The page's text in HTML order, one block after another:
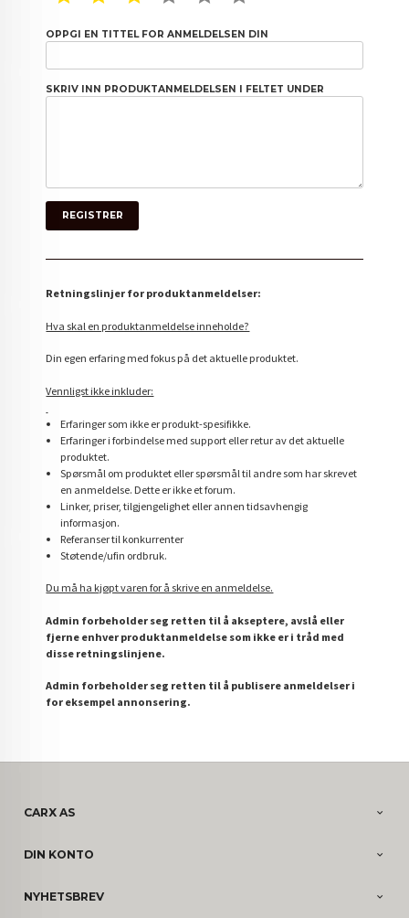
OPPGI EN TITTEL FOR ANMELDELSEN DIN
SKRIV INN PRODUKTANMELDELSEN I FELTET UNDER
Retningslinjer for produktanmeldelser:
Hva skal en produktanmeldelse inneholde?
Din egen erfaring med fokus på det aktuelle produktet.
Vennligst ikke inkluder:
Erfaringer som ikke er produkt-spesifikke.
Erfaringer i forbindelse med support eller retur av det aktuelle
produktet.
Spørsmål om produktet eller spørsmål til andre som har skrevet
en anmeldelse. Dette er ikke et forum.
Linker, priser, tilgjengelighet eller annen tidsavhengig
informasjon.
Referanser til konkurrenter
Støtende/ufin ordbruk.
Du må ha kjøpt varen for å skrive en anmeldelse.
Admin forbeholder seg retten til å akseptere, avslå eller
fjerne enhver produktanmeldelse som ikke er i tråd med
disse retningslinjene.
Admin forbeholder seg retten til å publisere anmeldelser i
for eksempel annonsering.
CARX AS
DIN KONTO
NYHETSBREV